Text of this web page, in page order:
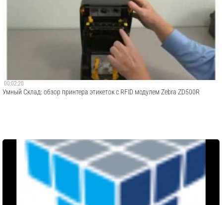
00:02:20
Умный Склад: обзор принтера этикеток c RFID модулем Zebra ZD500R